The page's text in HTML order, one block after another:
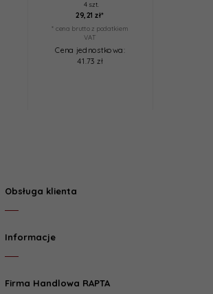
4 szt.
29,21 zł*
* cena brutto z podatkiem
VAT
Cena jednostkowa:
41.73 zł
Obsługa klienta
Informacje
Firma Handlowa RAPTA